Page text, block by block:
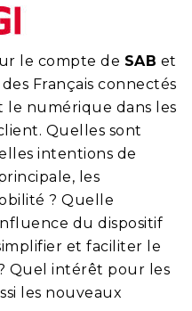
le compte de SAB et
Français connectés
le numérique dans les
Quelles sont
intentions de
les
? Quelle
du dispositif
et faciliter le
Quel intérêt pour les
les nouveaux